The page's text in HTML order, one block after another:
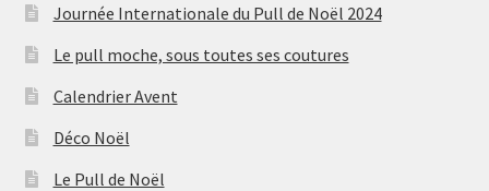
Journée Internationale du Pull de Noël 2024
Le pull moche, sous toutes ses coutures
Calendrier Avent
Déco Noël
Le Pull de Noël